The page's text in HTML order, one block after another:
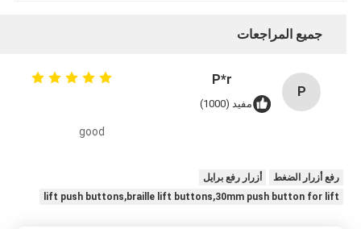
جميع المراجعات
P
P*r
مفيد (1000)
good
رفع أزرار الضغط
أزرار رفع برايل
lift push buttons,braille lift buttons,30mm push button for lift